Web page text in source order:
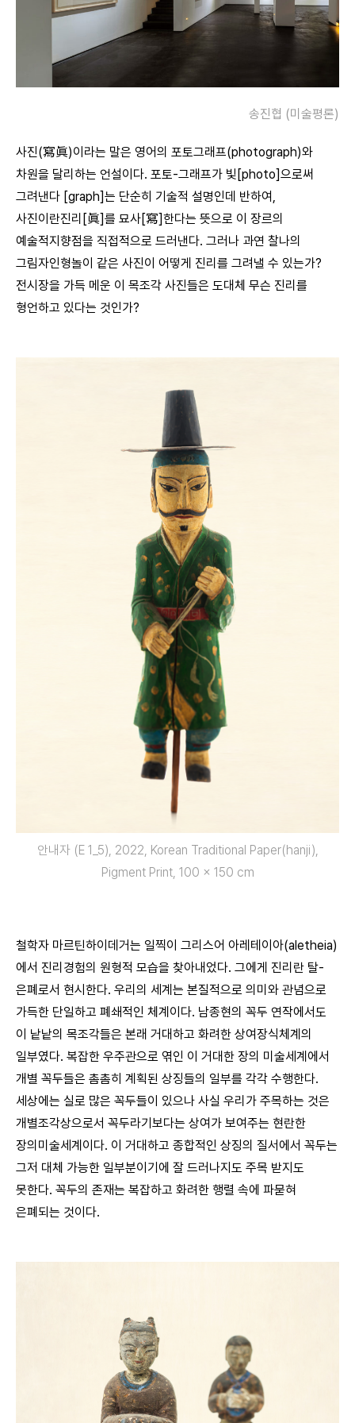
송진협 (미술평론)
사진(寫眞)이라는 말은 영어의 포토그래프(photograph)와
차원을 달리하는 언설이다. 포토-그래프가 빛[photo]으로써
그려낸다 [graph]는 단순히 기술적 설명인데 반하여,
사진이란진리[眞]를 묘사[寫]한다는 뜻으로 이 장르의
예술적지향점을 직접적으로 드러낸다. 그러나 과연 찰나의
그림자인형놀이 같은 사진이 어떻게 진리를 그려낼 수 있는가?
전시장을 가득 메운 이 목조각 사진들은 도대체 무슨 진리를
형언하고 있다는 것인가?
안내자 (E 1_5), 2022, Korean Traditional Paper(hanji),
Pigment Print, 100 × 150 cm
철학자 마르틴하이데거는 일찍이 그리스어 아레테이아(aletheia)
에서 진리경험의 원형적 모습을 찾아내었다. 그에게 진리란 탈-
은폐로서 현시한다. 우리의 세계는 본질적으로 의미와 관념으로
가득한 단일하고 폐쇄적인 체계이다. 남종현의 꼭두 연작에서도
이 낱낱의 목조각들은 본래 거대하고 화려한 상여장식체계의
일부였다. 복잡한 우주관으로 엮인 이 거대한 장의 미술세계에서
개별 꼭두들은 촘촘히 계획된 상징들의 일부를 각각 수행한다.
세상에는 실로 많은 꼭두들이 있으나 사실 우리가 주목하는 것은
개별조각상으로서 꼭두라기보다는 상여가 보여주는 현란한
장의미술세계이다. 이 거대하고 종합적인 상징의 질서에서 꼭두는
그저 대체 가능한 일부분이기에 잘 드러나지도 주목 받지도
못한다. 꼭두의 존재는 복잡하고 화려한 행렬 속에 파묻혀
은폐되는 것이다.